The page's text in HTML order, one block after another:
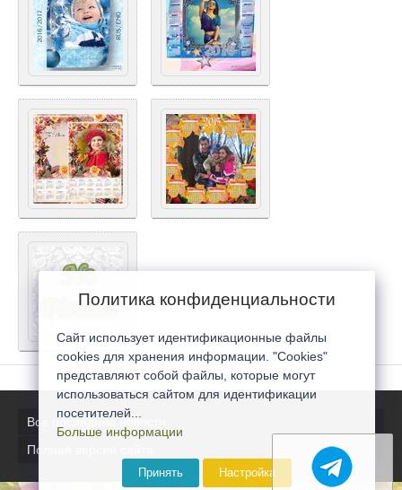
Все последние новости
Полная версия сайта
Политика конфиденциальности
Сайт использует идентификационные файлы
cookies для хранения информации. "Cookies"
представляют собой файлы, которые могут
использоваться сайтом для идентификации
посетителей...
Больше информации
Принять Настройка